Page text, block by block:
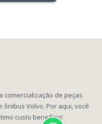
comercialização de peças
Volvo. Por aqui, você
custo benefício!